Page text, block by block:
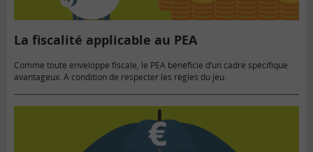
La fiscalité applicable au PEA
Comme toute enveloppe fiscale, le PEA bénéficie d’un cadre spécifique
avantageux. A condition de respecter les règles du jeu.